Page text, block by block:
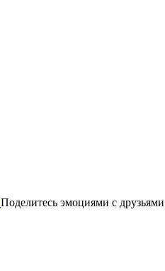
Поделитесь эмоциями с